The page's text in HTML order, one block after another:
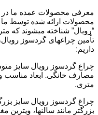
معرفی محصولات عمده ما در
محصولات ارائه شده توسط
“رویال” شناخته میشوند که
تأمین چراغهای گردسوز
داریم:
چراغ گردسوز رویال سایز
متری.
چراغ گردسوز رویال سایز
بزرگتر مانند سالنها، ویترین